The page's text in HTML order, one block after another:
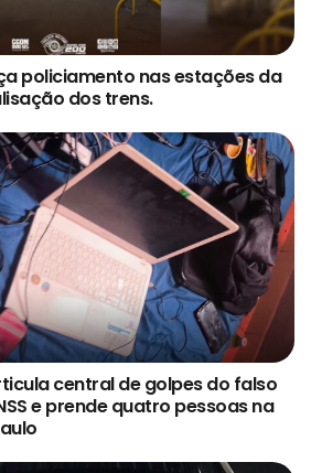
policiamento nas estações da
dos trens.
central de golpes do falso
e prende quatro pessoas na